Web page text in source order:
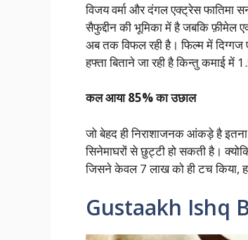
विजय वर्मा और दंगल एक्ट्रेस फातिमा
सैफुद्दीन की भूमिका में है जबकि फ़ीमेल
अब तक विफल रही है। फिल्म में दिग्गज
हफ्ता बिताने जा रही है किन्तु कमाई में
कल आया 85% का उछाल
जो बेहद ही निराशाजनक आंकड़े है
सिनेमाघरों से छुट्टी हो सकती है।
जिसने केवल 7 लाख को ही टच किया,
Gustaakh Ishq